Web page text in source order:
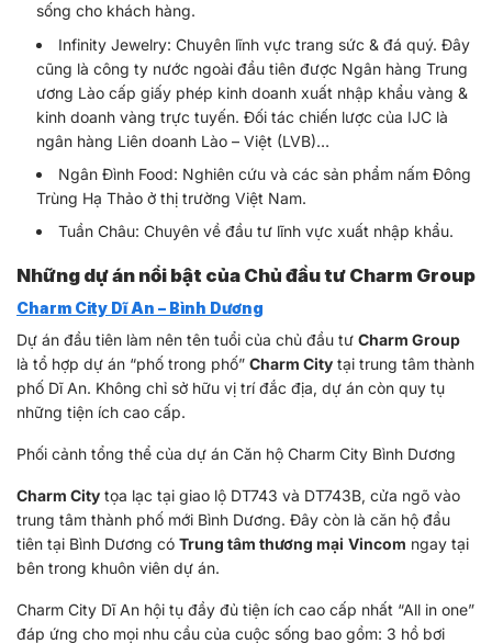
sống cho khách hàng.
Infinity Jewelry: Chuyên lĩnh vực trang sức & đá quý. Đây
cũng là công ty nước ngoài đầu tiên được Ngân hàng Trung
ương Lào cấp giấy phép kinh doanh xuất nhập khẩu vàng &
kinh doanh vàng trực tuyến. Đối tác chiến lược của IJC là
ngân hàng Liên doanh Lào – Việt (LVB)…
Ngân Đình Food: Nghiên cứu và các sản phẩm nấm Đông
Trùng Hạ Thảo ở thị trường Việt Nam.
Tuần Châu: Chuyên về đầu tư lĩnh vực xuất nhập khẩu.
Những dự án nổi bật của Chủ đầu tư Charm Group
Charm City Dĩ An – Bình Dương
Dự án đầu tiên làm nên tên tuổi của chủ đầu tư Charm Group
là tổ hợp dự án “phố trong phố” Charm City tại trung tâm thành
phố Dĩ An. Không chỉ sở hữu vị trí đắc địa, dự án còn quy tụ
những tiện ích cao cấp.
Phối cảnh tổng thể của dự án Căn hộ Charm City Bình Dương
Charm City tọa lạc tại giao lộ DT743 và DT743B, cửa ngõ vào
trung tâm thành phố mới Bình Dương. Đây còn là căn hộ đầu
tiên tại Bình Dương có Trung tâm thương mại Vincom ngay tại
bên trong khuôn viên dự án.
Charm City Dĩ An hội tụ đầy đủ tiện ích cao cấp nhất “All in one”
đáp ứng cho mọi nhu cầu của cuộc sống bao gồm: 3 hồ bơi